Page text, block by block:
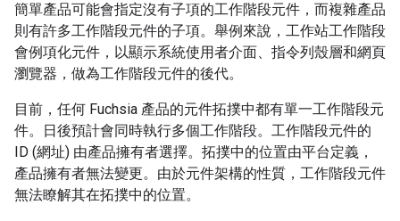
簡單產品可能會指定沒有子項的工作階段元件，而複雜產品
則有許多工作階段元件的子項。舉例來說，工作站工作階段
會例項化元件，以顯示系統使用者介面、指令列殼層和網頁
瀏覽器，做為工作階段元件的後代。
目前，任何 Fuchsia 產品的元件拓撲中都有單一工作階段元
件。日後預計會同時執行多個工作階段。工作階段元件的
ID (網址) 由產品擁有者選擇。拓撲中的位置由平台定義，
產品擁有者無法變更。由於元件架構的性質，工作階段元件
無法瞭解其在拓撲中的位置。